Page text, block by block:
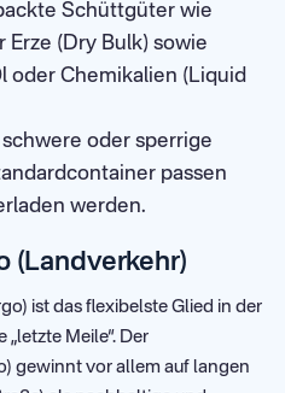
Schüttgüter wie
(Dry Bulk) sowie
oder Chemikalien (Liquid
oder sperrige
passen
werden.
(Landverkehr)
ist das flexibelste Glied in der
Meile“. Der
gewinnt vor allem auf langen